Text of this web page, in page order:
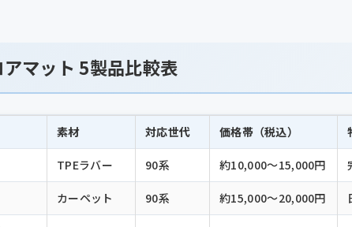
マット 5製品比較表
素材 対応世代 価格帯（税込）
TPEラバー 90系 約10,000〜15,000円
カーペット 90系 約15,000〜20,000円